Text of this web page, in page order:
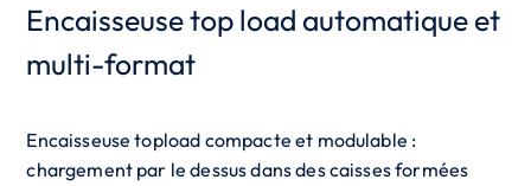
Encaisseuse top load automatique et
multi-format
Encaisseuse topload compacte et modulable :
chargement par le dessus dans des caisses formées